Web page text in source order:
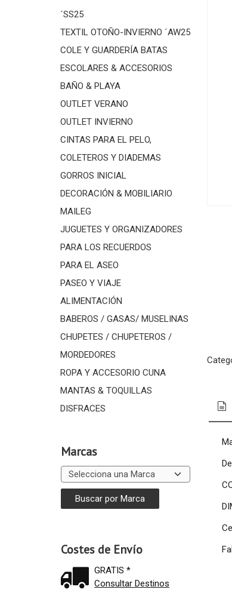
´SS25
TEXTIL OTOÑO-INVIERNO ´AW25
COLE Y GUARDERÍA BATAS
ESCOLARES & ACCESORIOS
BAÑO & PLAYA
OUTLET VERANO
OUTLET INVIERNO
CINTAS PARA EL PELO,
COLETEROS Y DIADEMAS
GORROS INICIAL
DECORACIÓN & MOBILIARIO
MAILEG
JUGUETES Y ORGANIZADORES
PARA LOS RECUERDOS
PARA EL ASEO
PASEO Y VIAJE
ALIMENTACIÓN
BABEROS / GASAS/ MUSELINAS
CHUPETES / CHUPETEROS /
MORDEDORES
ROPA Y ACCESORIO CUNA
MANTAS & TOQUILLAS
DISFRACES
Marcas
Costes de Envío
GRATIS *
Consultar Destinos